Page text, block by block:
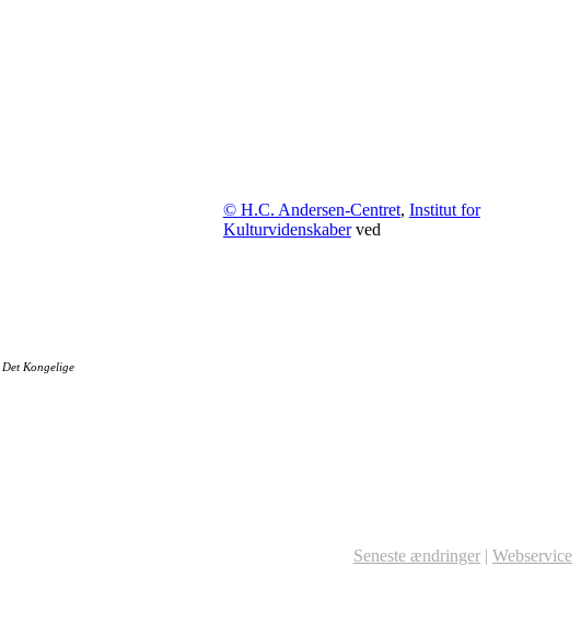
Det Kongelige
© H.C. Andersen-Centret, Institut for
Kulturvidenskaberved
Seneste ændringer | Webservice